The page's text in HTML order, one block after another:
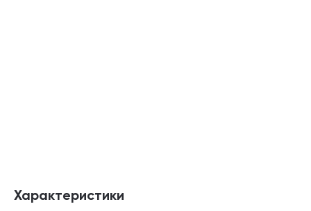
Характеристики